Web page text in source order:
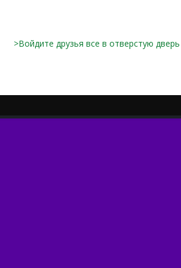
>Войдите друзья все в отверстую дверь